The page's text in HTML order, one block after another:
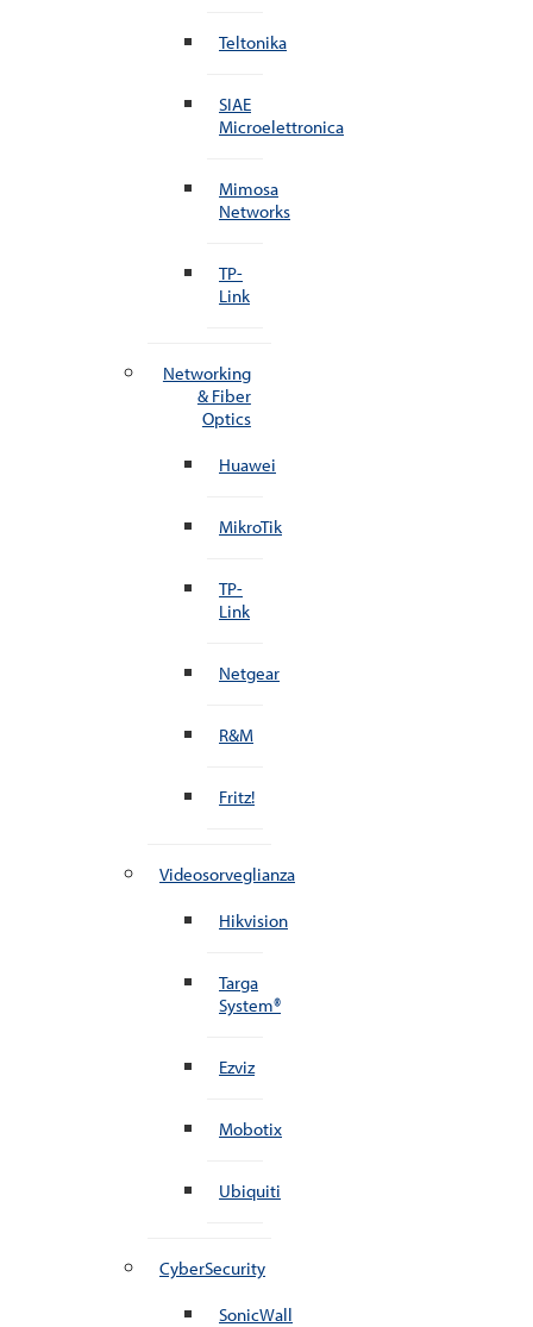
Teltonika
SIAE
Microelettronica
Mimosa
Networks
TP-
Link
Networking
& Fiber
Optics
Huawei
MikroTik
TP-
Link
Netgear
R&M
Fritz!
Videosorveglianza
Hikvision
Targa
System®
Ezviz
Mobotix
Ubiquiti
CyberSecurity
SonicWall